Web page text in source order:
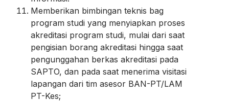
Memberikan bimbingan teknis bag
program studi yang menyiapkan proses
akreditasi program studi, mulai dari saat
pengisian borang akreditasi hingga saat
pengunggahan berkas akreditasi pada
SAPTO, dan pada saat menerima visitasi
lapangan dari tim asesor BAN-PT/LAM
PT-Kes;